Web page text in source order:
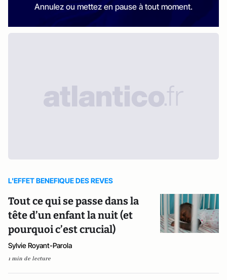
Annulez ou mettez en pause à tout moment.
L'EFFET BENEFIQUE DES REVES
Tout ce qui se passe dans la
tête d’un enfant la nuit (et
pourquoi c’est crucial)
Sylvie Royant-Parola
1 min de lecture